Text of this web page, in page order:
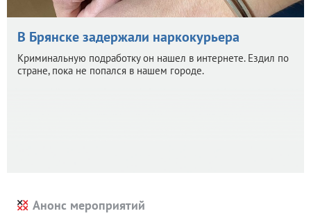
В Брянске задержали наркокурьера
Криминальную подработку он нашел в интернете. Ездил по
стране, пока не попался в нашем городе.
Анонс мероприятий